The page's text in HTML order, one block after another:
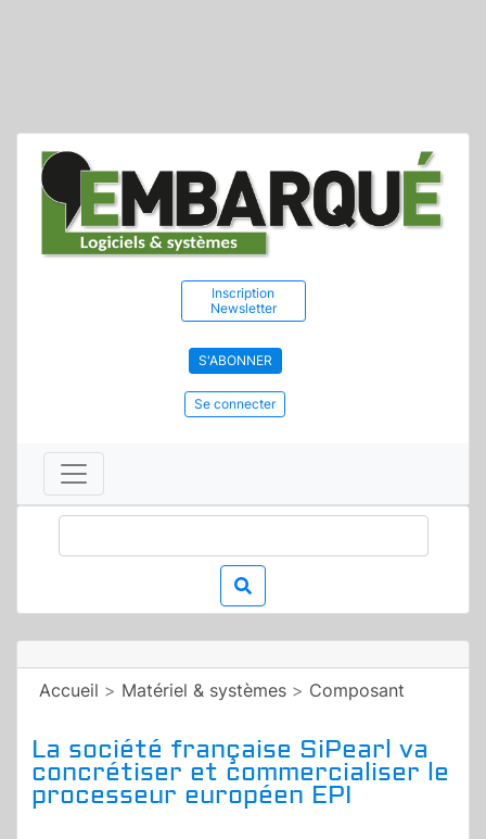
Inscription
Newsletter
S'ABONNER
Se connecter
Accueil > Matériel & systèmes > Composant
La société française SiPearl va
concrétiser et commercialiser le
processeur européen EPI